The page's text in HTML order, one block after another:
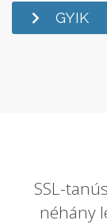
GYIK
SSL-
néhány